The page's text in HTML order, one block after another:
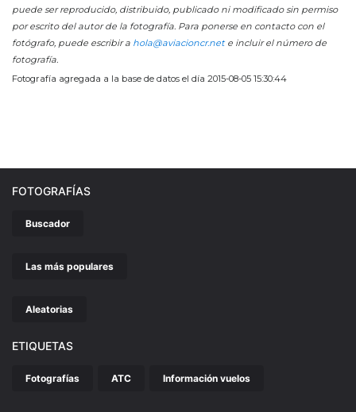
puede ser reproducido, distribuido, publicado ni modificado sin permiso
por escrito del autor de la fotografía. Para ponerse en contacto con el
fotógrafo, puede escribir a hola@aviacioncr.nete incluir el número de
fotografía.
Fotografía agregada a la base de datos el día 2015-08-05 15:30:44
FOTOGRAFÍAS
Buscador
Las más populares
Aleatorias
ETIQUETAS
Fotografías ATC Información vuelos